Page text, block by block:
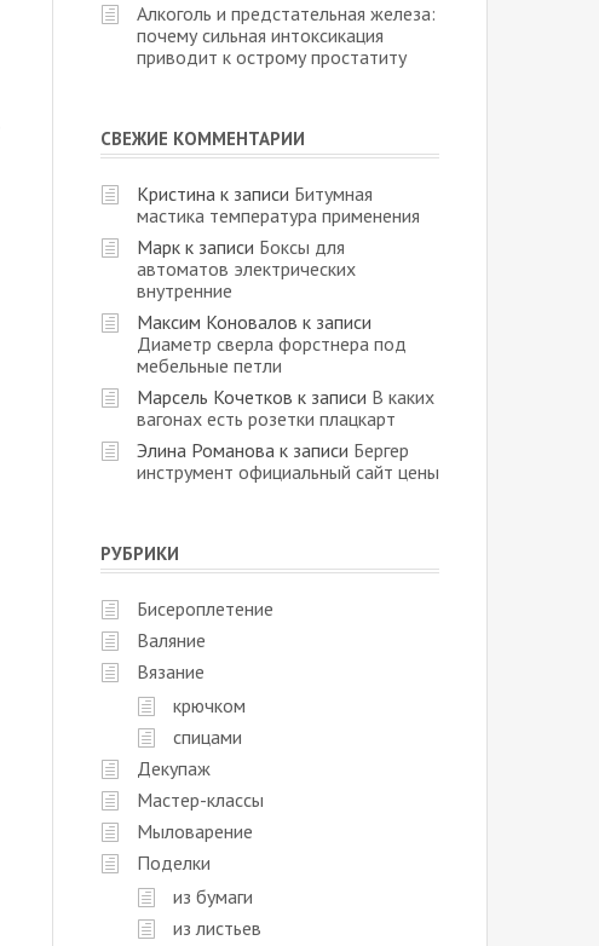
Алкоголь и предстательная железа:
почему сильная интоксикация
приводит к острому простатиту
СВЕЖИЕ КОММЕНТАРИИ
Кристина к записи Битумная
мастика температура применения
Марк к записи Боксы для
автоматов электрических
внутренние
Максим Коновалов к записи
Диаметр сверла форстнера под
мебельные петли
Марсель Кочетков к записи В каких
вагонах есть розетки плацкарт
Элина Романова к записи Бергер
инструмент официальный сайт цены
РУБРИКИ
Бисероплетение
Валяние
Вязание
крючком
спицами
Декупаж
Мастер-классы
Мыловарение
Поделки
из бумаги
из листьев